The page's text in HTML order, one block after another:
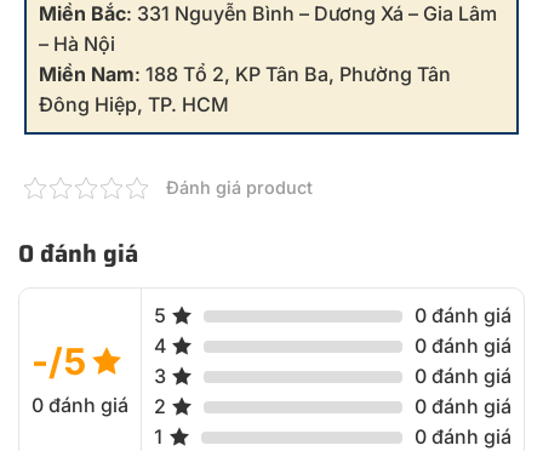
Miền Bắc: 331 Nguyễn Bình – Dương Xá – Gia Lâm
– Hà Nội
Miền Nam: 188 Tổ 2, KP Tân Ba, Phường Tân
Đông Hiệp, TP. HCM
Đánh giá product
0 đánh giá
-/5
0 đánh giá
5
0 đánh giá
4
0 đánh giá
3
0 đánh giá
2
0 đánh giá
1
0 đánh giá